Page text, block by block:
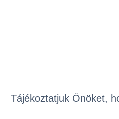
Tájékoztatjuk Önöket,